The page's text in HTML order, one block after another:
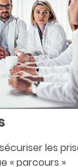
les
« parcours »